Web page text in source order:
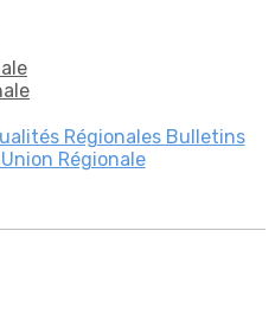
Régionales Bulletins
Régionale